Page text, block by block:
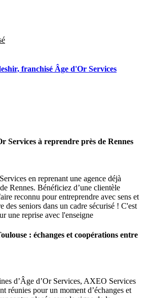
franchisé Âge d'Or Services
Services à reprendre près de Rennes
en reprenant une agence déjà
Rennes. Bénéficiez d’une clientèle
reconnu pour entreprendre avec sens et
des seniors dans un cadre sécurisé ! C'est
une reprise avec l'enseigne
: échanges et coopérations entre
d’Âge d’Or Services, AXEO Services
réunies pour un moment d’échanges et